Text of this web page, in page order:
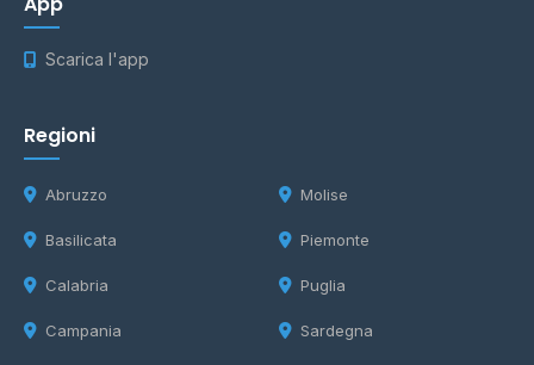
Scarica l'app
Regioni
Abruzzo
Basilicata
Calabria
Campania
Molise
Piemonte
Puglia
Sardegna